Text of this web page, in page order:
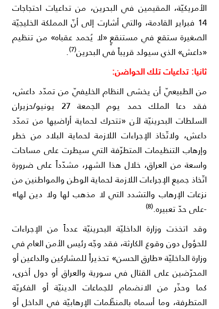
المقيمين في البحرين، من تداعيات احتجاجات
14 فبراير القادمة، والتي أشارت إلى أنّ المملكة الخليجيّة
ستقع في مستنقعٍ «لا يُحمد عقباه» من تنظيم
الذي سيولد قريباً في البحرين(7)
.
تداعيات تلك الحواضن:
الطبيعيّ أن يخشى النظام الخليفيّ من تمدّد داعش،
فقد دعا الملك حمد يوم الجمعة 27 يونيو/حزيران
البحرينيّة لأن «تتحرك لحماية أراضيها من تمدّد
ولاتّخاذ الإجراءات اللازمة لحماية البلاد من خطر
التنظيمات المتطرّفة التي سيطرت على مساحات
من العراق، خلال هذا الشهر، مشدّداً على ضرورة
جميع الإجراءات اللازمة لحماية الوطن والمواطنين من
الإرهاب والتشدد التي لا مذهب لها ولا دين لها»
حدّ تعبيره.(8)
اتخذت وزارة الداخليّة البحرينيّة عدداً من الإجراءات
دون وقوع الكارثة، فقد وجّه رئيس الأمن العام في
الداخليّة «طارق الحسن» تحذيراً للمشاركين والداعين أو
على القتال في سورية والعراق أو دول أخرى،
وحذّر من الانضمام للجماعات الدينيّة أو الفكريّة
وما أسماه بالمنظّمات الإرهابيّة في الداخل أو